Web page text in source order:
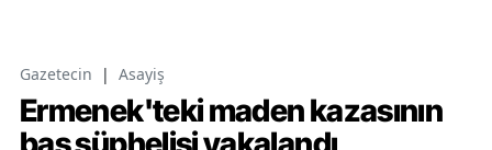
Gazetecin | Asayiş
Ermenek'teki maden kazasının